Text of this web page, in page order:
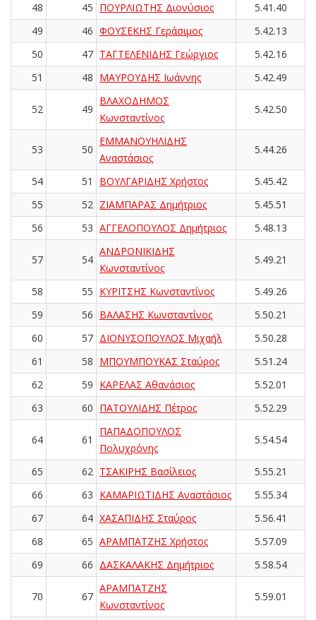
48 45 ΠΟΥΡΛΙΩΤΗΣ Διονύσιος
5.41.40
49
46 ΦΟΥΣΕΚΗΣ Γεράσιμος
5.42.13
50
47 ΤΑΓΤΕΛΕΝΙΔΗΣ Γεώργιος
5.42.16
51
48 ΜΑΥΡΟΥΔΗΣ Ιωάννης 5.42.49
52 49
ΒΛΑΧΟΔΗΜΟΣ
Κωνσταντίνος
5.42.50
53 50
ΕΜΜΑΝΟΥΗΛΙΔΗΣ
Αναστάσιος
5.44.26
54 51 ΒΟΥΛΓΑΡΙΔΗΣ Χρήστος
5.45.42
55
52 ΖΙΑΜΠΑΡΑΣ Δημήτριος
5.45.51
56
53 ΑΓΓΕΛΟΠΟΥΛΟΣ Δημήτριος 5.48.13
57 54
ΑΝΔΡΟΝΙΚΙΔΗΣ
Κωνσταντίνος
5.49.21
58 55 ΚΥΡΙΤΣΗΣ Κωνσταντίνος
5.49.26
59
56 ΒΑΛΑΣΗΣ Κωνσταντίνος
5.50.21
60
57 ΔΙΟΝΥΣΟΠΟΥΛΟΣ Μιχαήλ
5.50.28
61
58 ΜΠΟΥΜΠΟΥΚΑΣ Σταύρος
5.51.24
62
59 ΚΑΡΕΛΑΣ Αθανάσιος
5.52.01
63
60 ΠΑΤΟΥΛΙΔΗΣ Πέτρος 5.52.29
64 61
ΠΑΠΑΔΟΠΟΥΛΟΣ
Πολυχρόνης
5.54.54
65 62 ΤΣΑΚΙΡΗΣ Βασίλειος
5.55.21
66
63 ΚΑΜΑΡΙΩΤΙΔΗΣ Αναστάσιος
5.55.34
67
64 ΧΑΣΑΠΙΔΗΣ Σταύρος
5.56.41
68
65 ΑΡΑΜΠΑΤΖΗΣ Χρήστος
5.57.09
69
66 ΔΑΣΚΑΛΑΚΗΣ Δημήτριος 5.58.54
70 67
ΑΡΑΜΠΑΤΖΗΣ
Κωνσταντίνος
5.59.01